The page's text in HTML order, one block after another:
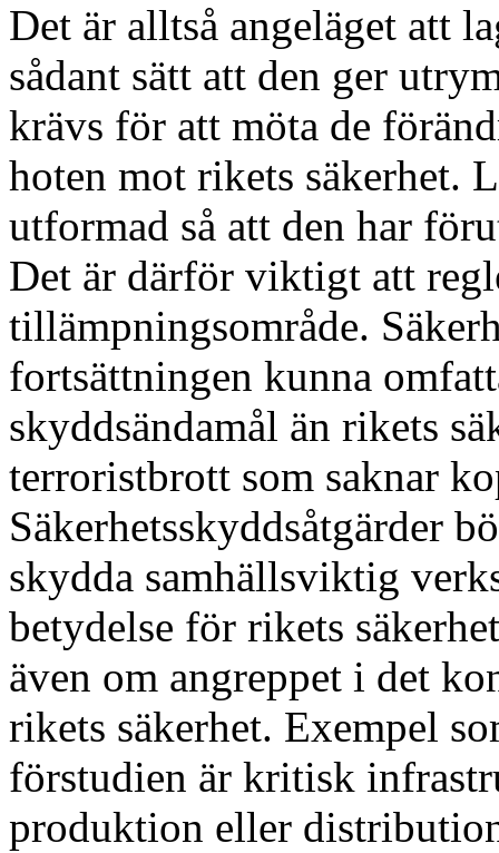
Det är alltså angeläget att
sådant sätt att den ger
krävs för att möta de
hoten mot rikets säkerhet.
utformad så att den har
Det är därför viktigt att
tillämpningsområde.
fortsättningen kunna
skyddsändamål än rikets
terroristbrott som saknar
Säkerhetsskyddsåtgärder
skydda samhällsviktig
betydelse för rikets
även om angreppet i det
rikets säkerhet. Exempel
förstudien är kritisk
produktion eller